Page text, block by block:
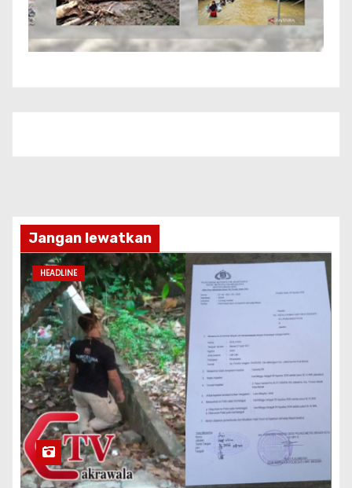
Jangan lewatkan
HEADLINE